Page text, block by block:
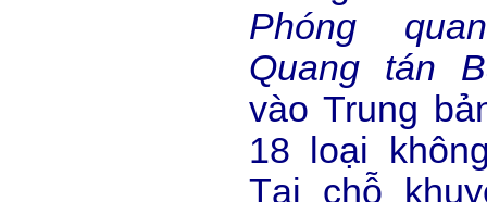
Phóng
Quang tán
vào Trung
18 loại
Tại chỗ